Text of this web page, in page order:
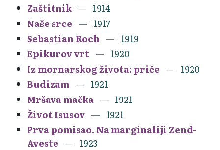
Zaštitnik
1914
Naše srce
1917
Sebastian Roch
1919
Epikurov vrt
1920
Iz mornarskog života: priče
1920
Budizam
1921
Mršava mačka
1921
Život Isusov
1921
Prva pomisao. Na marginaliji Zend-
Aveste
1923